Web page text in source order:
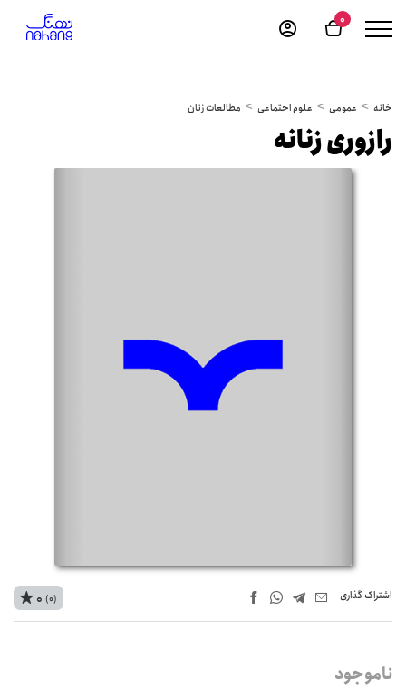
0
خانه عمومی علوم اجتماعی مطالعات زنان
رازوری زنانه
اشتراک‌ گذاری 0 (0)
ناموجود